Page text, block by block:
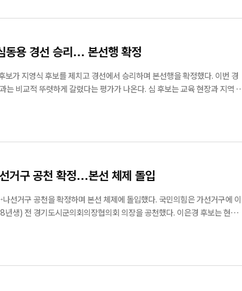
동용 경선 승리… 본선행 확정
가 지영식 후보를 제치고 경선에서 승리하며 본선행을 확정했다. 이번 경
게 갈렸다는 평가가 나온다. 심 후보는 교육 현장과 지역 활
지역 현안...
거구 공천 확정…본선 체제 돌입
을 확정하며 본선 체제에 돌입했다. 국민의힘은 가선거구에 이
생) 전 경기도시군의회의장협의회 의장을 공천했다. 이은경 후보는 현직